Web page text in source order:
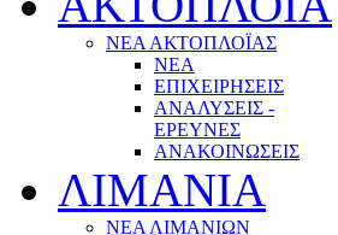
ΝΕΑ ΑΚΤΟΠΛΟΪΑΣ
ΝΕΑ
ΕΠΙΧΕΙΡΗΣΕΙΣ
ΑΝΑΛΥΣΕΙΣ -
ΕΡΕΥΝΕΣ
ΑΝΑΚΟΙΝΩΣΕΙΣ
ΛΙΜΑΝΙΑ
ΝΕΑ ΛΙΜΑΝΙΩΝ